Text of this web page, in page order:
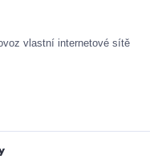
vlastní internetové sítě